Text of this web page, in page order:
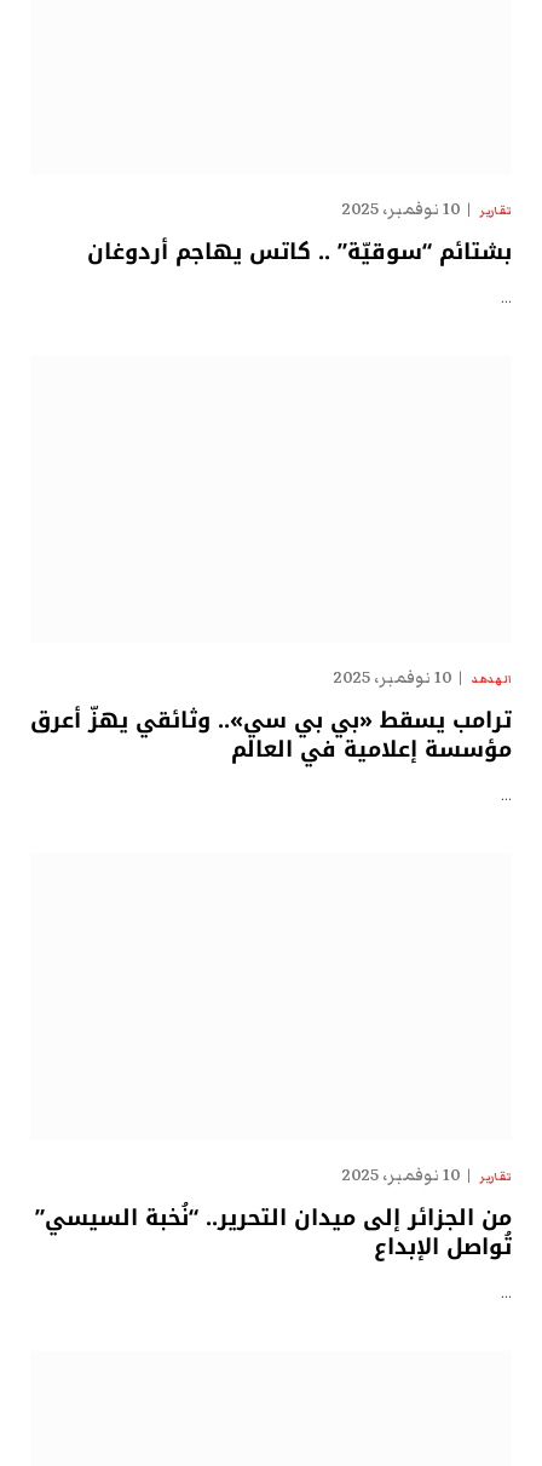
تقارير 10 نوفمبر، 2025
بشتائم “سوقيّة” .. كاتس يهاجم أردوغان
…
الهدهد 10 نوفمبر، 2025
ترامب يسقط «بي بي سي».. وثائقي يهزّ أعرق
مؤسسة إعلامية في العالم
…
تقارير 10 نوفمبر، 2025
من الجزائر إلى ميدان التحرير.. “نُخبة السيسي”
تُواصل الإبداع
…